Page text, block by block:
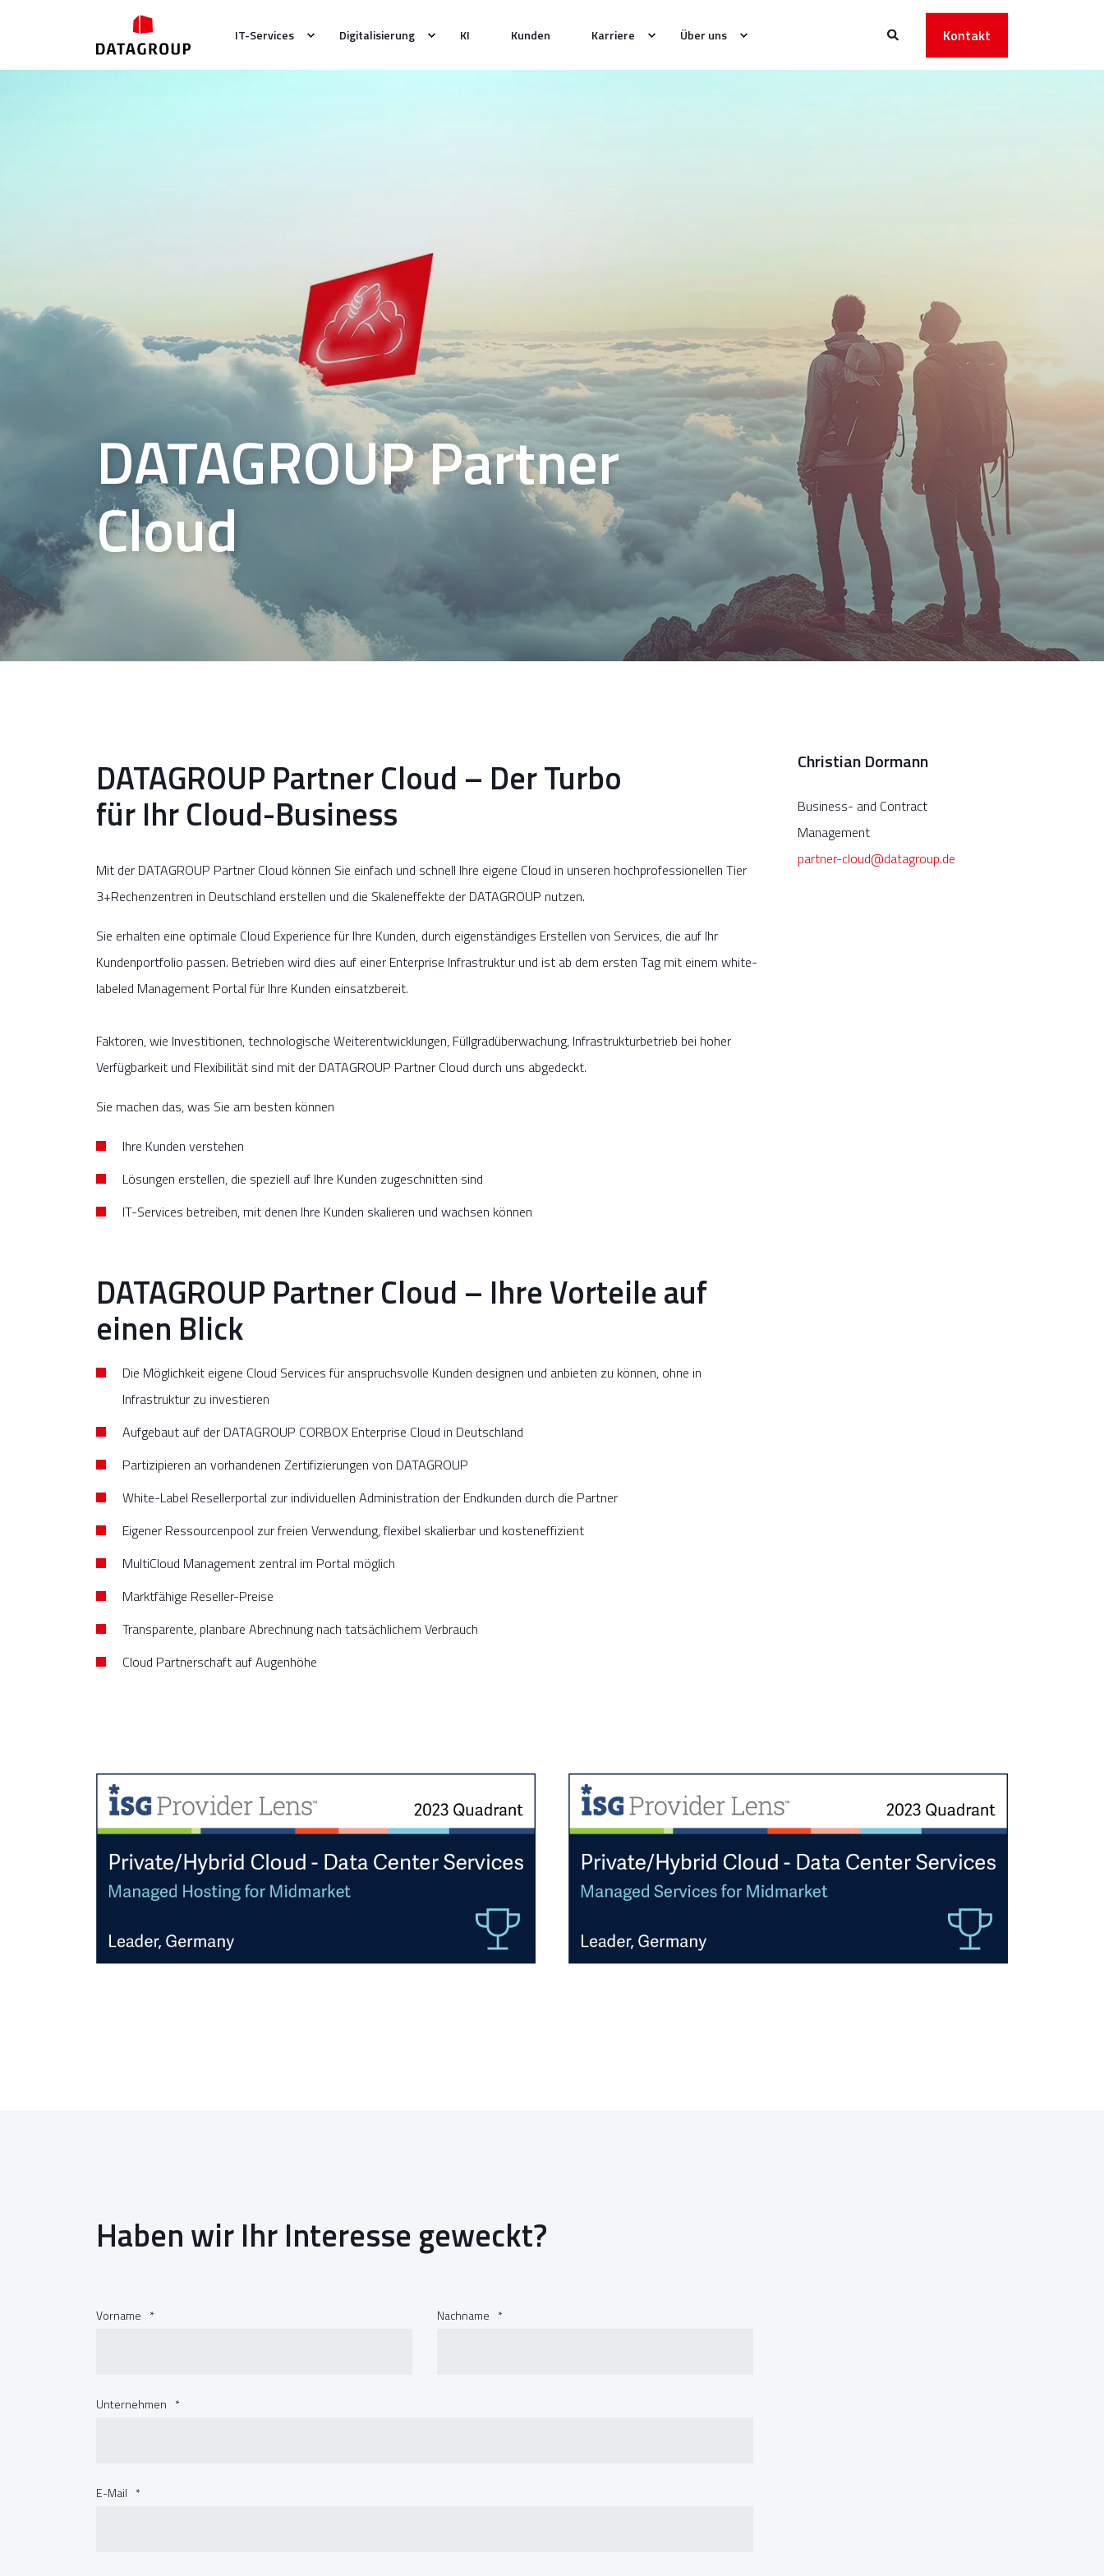
IT-Services Digitalisierung KI Kunden Karriere Über uns Kontakt
DATAGROUP Partner
Cloud
DATAGROUP Partner Cloud – Der Turbo
für Ihr Cloud-Business
Mit der DATAGROUP Partner Cloud können Sie einfach und schnell Ihre eigene Cloud in unseren hochprofessionellen Tier
3+Rechenzentren in Deutschland erstellen und die Skaleneffekte der DATAGROUP nutzen.
Sie erhalten eine optimale Cloud Experience für Ihre Kunden, durch eigenständiges Erstellen von Services, die auf Ihr
Kundenportfolio passen. Betrieben wird dies auf einer Enterprise Infrastruktur und ist ab dem ersten Tag mit einem white-
labeled Management Portal für Ihre Kunden einsatzbereit.
Faktoren, wie Investitionen, technologische Weiterentwicklungen, Füllgradüberwachung, Infrastrukturbetrieb bei hoher
Verfügbarkeit und Flexibilität sind mit der DATAGROUP Partner Cloud durch uns abgedeckt.
Sie machen das, was Sie am besten können
Ihre Kunden verstehen
Lösungen erstellen, die speziell auf Ihre Kunden zugeschnitten sind
IT-Services betreiben, mit denen Ihre Kunden skalieren und wachsen können
DATAGROUP Partner Cloud – Ihre Vorteile auf
einen Blick
Die Möglichkeit eigene Cloud Services für anspruchsvolle Kunden designen und anbieten zu können, ohne in
Infrastruktur zu investieren
Aufgebaut auf der DATAGROUP CORBOX Enterprise Cloud in Deutschland
Partizipieren an vorhandenen Zertifizierungen von DATAGROUP
White-Label Resellerportal zur individuellen Administration der Endkunden durch die Partner
Eigener Ressourcenpool zur freien Verwendung, flexibel skalierbar und kosteneffizient
MultiCloud Management zentral im Portal möglich
Marktfähige Reseller-Preise
Transparente, planbare Abrechnung nach tatsächlichem Verbrauch
Cloud Partnerschaft auf Augenhöhe
Christian Dormann
Business- and Contract
Management
partner-cloud@datagroup.de
Haben wir Ihr Interesse geweckt?
Vorname * Nachname *
Unternehmen *
E-Mail *